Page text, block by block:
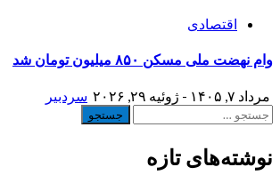
اقتصادی
وام نهضت ملی مسکن ۸۵۰ میلیون تومان شد
مرداد ۷, ۱۴۰۵ - ژوئیه ۲۹, ۲۰۲۶
سردبیر
جستجو
نوشته‌های تازه